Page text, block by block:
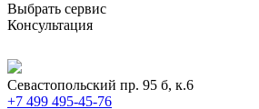
Выбрать сервис
Консультация
Севастопольский пр. 95 б, к.6
+7 499 495-45-76